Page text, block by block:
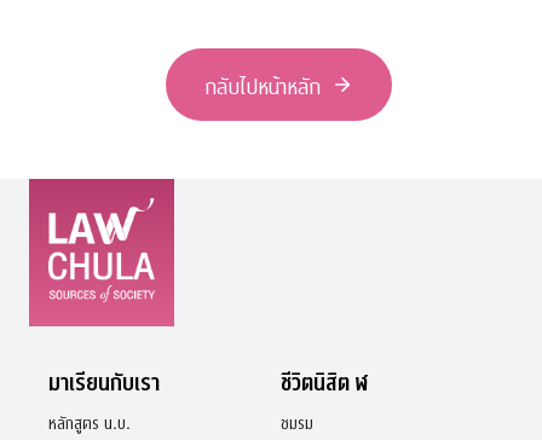
กลับไปหน้าหลัก
มาเรียนกับเรา
หลักสูตร น.บ.
ชีวิตนิสิต ฬ
ชมรม